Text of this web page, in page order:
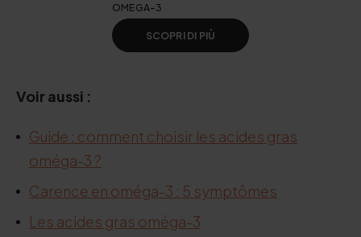
OMEGA-3
SCOPRI DI PIÙ
Voir aussi :
Guide : comment choisir les acides gras
oméga-3 ?
Carence en oméga-3 : 5 symptômes
Les acides gras oméga-3